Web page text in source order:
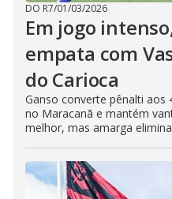
DO R7/01/03/2026
Em jogo
empata com
do Carioca
Ganso converte pênalti aos
no Maracanã e mantém
melhor, mas amarga